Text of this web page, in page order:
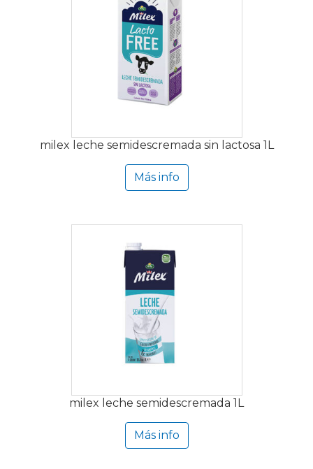
milex leche semidescremada sin lactosa 1L
Más info
milex leche semidescremada 1L
Más info